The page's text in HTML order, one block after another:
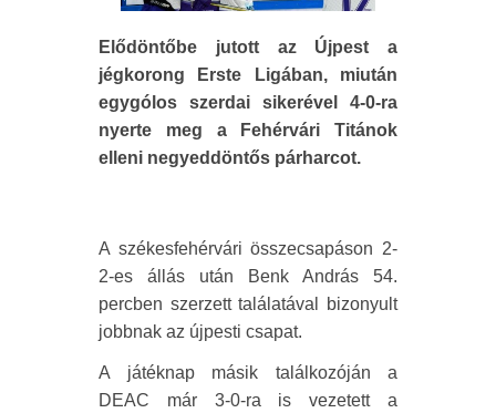
Elődöntőbe jutott az Újpest a
jégkorong Erste Ligában, miután
egygólos szerdai sikerével 4-0-ra
nyerte meg a Fehérvári Titánok
elleni negyeddöntős párharcot.
A székesfehérvári összecsapáson 2-
2-es állás után Benk András 54.
percben szerzett találatával bizonyult
jobbnak az újpesti csapat.
A játéknap másik találkozóján a
DEAC már 3-0-ra is vezetett a